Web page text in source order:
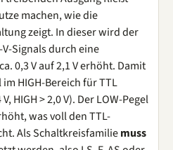
machen, wie die
zeigt. In dieser wird der
V-Signals durch eine
0,3 V auf 2,1 V erhöht. Damit
HIGH-Bereich für TTL
HIGH > 2,0 V). Der LOW-Pegel
was voll den TTL-
Als Schaltkreisfamiliemuss